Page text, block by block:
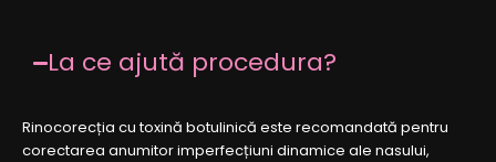
La ce ajută procedura?
Rinocorecția cu toxină botulinică este recomandată pentru
corectarea anumitor imperfecțiuni dinamice ale nasului,